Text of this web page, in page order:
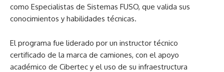
como Especialistas de Sistemas FUSO, que valida sus
conocimientos y habilidades técnicas.
El programa fue liderado por un instructor técnico
certificado de la marca de camiones, con el apoyo
académico de Cibertec y el uso de su infraestructura